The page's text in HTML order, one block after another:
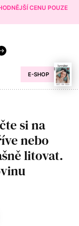
CENU POUZE
E-SHOP
si na
nebo
litovat.